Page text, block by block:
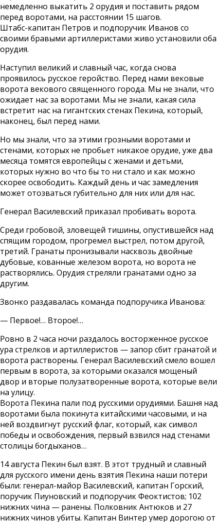
немедленно выкатить 2 орудия и поставить рядом
перед воротами, на расстоянии 15 шагов.
Штабс-капитан Петров и подпоручик Иванов со
своими бравыми артиллеристами живо установили оба
орудия.
Наступил великий и славный час, когда снова
проявилось русское геройство. Перед нами вековые
ворота векового священного города. Мы не знали, что
ожидает нас за воротами. Мы не знали, какая сила
встретит нас на гигантских стенах Пекина, который,
наконец, был перед нами.
Но мы знали, что за этими грозными воротами и
стенами, которых не пробьет никакое орудие, уже два
месяца томятся европейцы с женами и детьми,
которых нужно во что бы то ни стало и как можно
скорее освободить. Каждый день и час замедления
может отозваться губительно для них или для нас.
Генерал Василевский приказал пробивать ворота.
Среди гробовой, зловещей тишины, опустившейся над
спящим городом, прогремел выстрел, потом другой,
третий. Гранаты пронизывали насквозь двойные
дубовые, кованные железом ворота, но ворота не
растворялись. Орудия стреляли гранатами одно за
другим.
Звонко раздавалась команда подпоручика Иванова:
— Первое!… Второе!…
Ровно в 2 часа ночи раздалось восторженное русское
ура стрелков и артиллеристов — запор сбит гранатой и
ворота растворены. Генерал Василевский смело вошел
первым в ворота, за которыми оказался мощеный
двор и вторые полузатворенные ворота, которые вели
на улицу.
Ворота Пекина пали под русскими орудиями. Башня над
воротами была покинута китайскими часовыми, и на
ней воздвигнут русский флаг, который, как символ
победы и освобождения, первый взвился над стенами
столицы богдыханов…
14 августа Пекин был взят. В этот трудный и славный
для русского имени день взятия Пекина наши потери
были: генерал-майор Василевский, капитан Горский,
поручик Пиуновский и подпоручик Феоктистов; 102
нижних чина — ранены. Полковник Антюков и 27
нижних чинов убиты. Капитан Винтер умер дорогою от